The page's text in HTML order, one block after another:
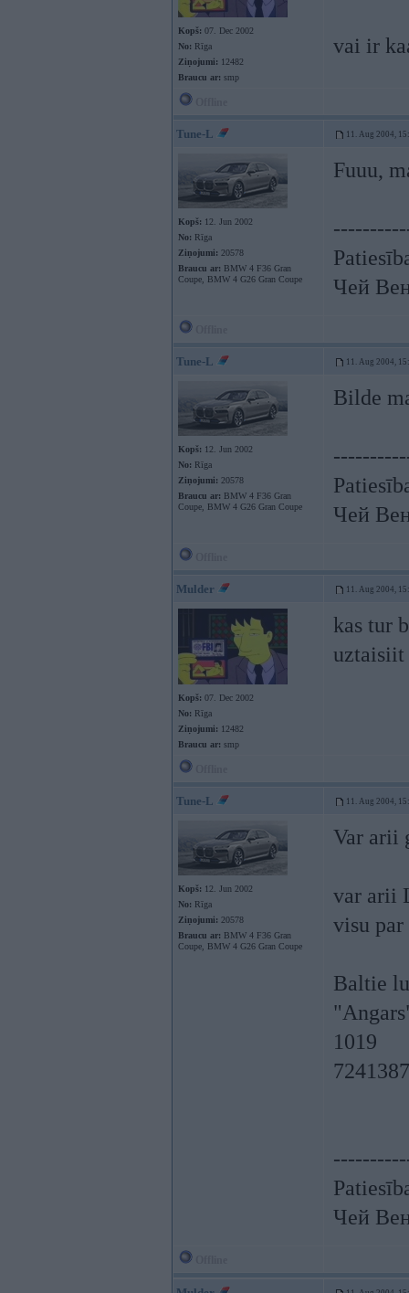
Kopš: 07. Dec 2002
No: Rīga
Ziņojumi: 12482
Braucu ar: smp
vai ir
Tune-L 11. Aug 2004,
Kopš: 12. Jun 2002
No: Rīga
Ziņojumi: 20578
Braucu ar: BMW 4 F36 Gran
Coupe, BMW 4 G26 Gran Coupe
Fuuu,
Чей
Tune-L 11. Aug 2004,
Kopš: 12. Jun 2002
No: Rīga
Ziņojumi: 20578
Braucu ar: BMW 4 F36 Gran
Coupe, BMW 4 G26 Gran Coupe
Bilde
Чей
Mulder 11. Aug 2004,
Kopš: 07. Dec 2002
No: Rīga
Ziņojumi: 12482
Braucu ar: smp
kas tur
uztaisiit
Tune-L 11. Aug 2004,
Kopš: 12. Jun 2002
No: Rīga
Ziņojumi: 20578
Braucu ar: BMW 4 F36 Gran
Coupe, BMW 4 G26 Gran Coupe
Var arii
var arii
visu
Baltie
1019
7241387
Чей